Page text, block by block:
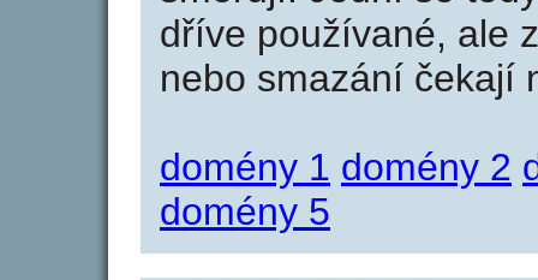
dříve používané, ale
nebo smazání čekají
domény 1 domény 2
domény 5